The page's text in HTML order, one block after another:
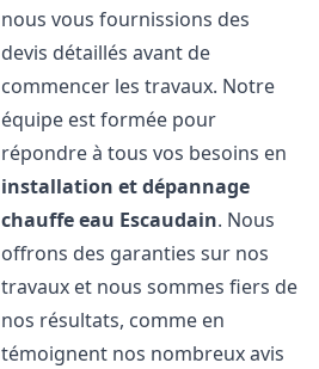
nous vous fournissions des
devis détaillés avant de
commencer les travaux. Notre
équipe est formée pour
répondre à tous vos besoins en
installation et dépannage
chauffe eau Escaudain. Nous
offrons des garanties sur nos
travaux et nous sommes fiers de
nos résultats, comme en
témoignent nos nombreux avis